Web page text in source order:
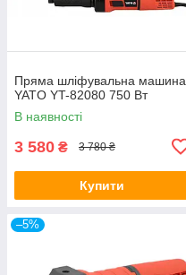
Пряма шліфувальна машина
YATO YT-82080 750 Вт
В наявності
3 580 ₴ 3 780 ₴
Купити
–5%